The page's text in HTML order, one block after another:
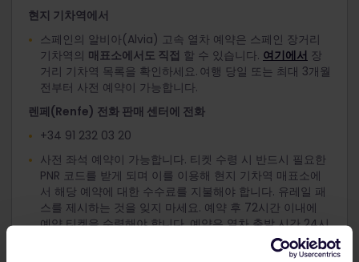
현지 기차역에서
스페인의 알비아(Alvia) 고속 열차 예약은 스페인 장거리
기차역의 매표소에서도 직접 할 수 있습니다. 여기에서 장
거리 기차역 목록을 확인하세요. 여행 당일 또는 최대 3개월
전부터 사전 예약이 가능합니다.
렌페(Renfe) 전화 판매 센터에 전화
+34 91 232 03 20
사전 좌석 예약이 가능합니다. 티켓 수령 시 반드시 필요한
PNR 코드를 받게 되며 이를 이용해 현지 기차역 매표소에
서 해당 예약에 대한 수수료를 지불해야 합니다. 유레일 패
스를 제시하는 것을 잊지 마세요. 예약 후 72시간 이내에
예약 티켓을 수령해야 합니다. 예약은 열차 출발 시간 24시
간 전까지만 할 수 있습니다. 이 시간이 지나면 사전 예약이